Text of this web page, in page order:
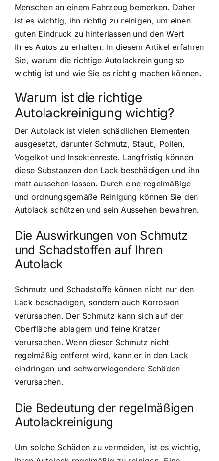
Menschen an einem Fahrzeug bemerken. Daher
ist es wichtig, ihn richtig zu reinigen, um einen
guten Eindruck zu hinterlassen und den Wert
Ihres Autos zu erhalten. In diesem Artikel erfahren
Sie, warum die richtige Autolackreinigung so
wichtig ist und wie Sie es richtig machen können.
Warum ist die richtige
Autolackreinigung wichtig?
Der Autolack ist vielen schädlichen Elementen
ausgesetzt, darunter Schmutz, Staub, Pollen,
Vogelkot und Insektenreste. Langfristig können
diese Substanzen den Lack beschädigen und ihn
matt aussehen lassen. Durch eine regelmäßige
und ordnungsgemäße Reinigung können Sie den
Autolack schützen und sein Aussehen bewahren.
Die Auswirkungen von Schmutz
und Schadstoffen auf Ihren
Autolack
Schmutz und Schadstoffe können nicht nur den
Lack beschädigen, sondern auch Korrosion
verursachen. Der Schmutz kann sich auf der
Oberfläche ablagern und feine Kratzer
verursachen. Wenn dieser Schmutz nicht
regelmäßig entfernt wird, kann er in den Lack
eindringen und schwerwiegendere Schäden
verursachen.
Die Bedeutung der regelmäßigen
Autolackreinigung
Um solche Schäden zu vermeiden, ist es wichtig,